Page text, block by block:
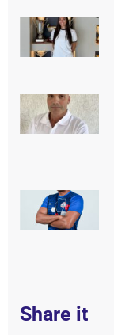
Share it